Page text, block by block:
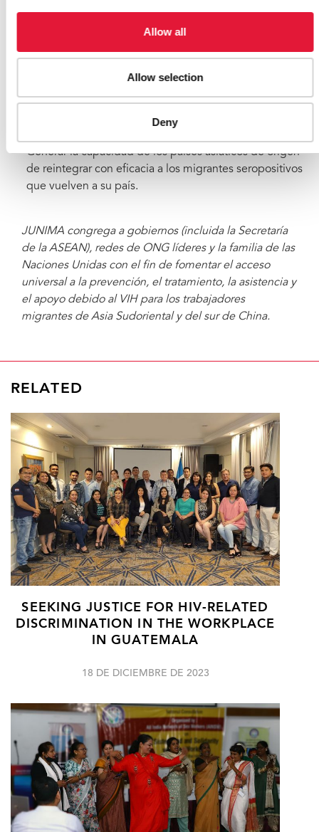
Allow all
Allow selection
Deny
asegurar que los migrantes dispongan de sistemas de
protección y apoyo en los países de destino;
Generar la capacidad de los países asiáticos de origen
de reintegrar con eficacia a los migrantes seropositivos
que vuelven a su país.
JUNIMA congrega a gobiernos (incluida la Secretaría
de la ASEAN), redes de ONG líderes y la familia de las
Naciones Unidas con el fin de fomentar el acceso
universal a la prevención, el tratamiento, la asistencia y
el apoyo debido al VIH para los trabajadores
migrantes de Asia Sudoriental y del sur de China.
RELATED
SEEKING JUSTICE FOR HIV-RELATED
DISCRIMINATION IN THE WORKPLACE
IN GUATEMALA
18 DE DICIEMBRE DE 2023